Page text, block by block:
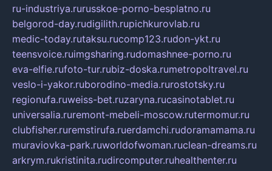
ru-industriya.rurusskoe-porno-besplatno.ru
belgorod-day.rudigilith.rupichkurovlab.ru
medic-today.rutaksu.rucomp123.rudon-ykt.ru
teensvoice.ruimgsharing.rudomashnee-porno.ru
eva-elfie.rufoto-tur.rubiz-doska.rumetropoltravel.ru
veslo-i-yakor.ruborodino-media.rurostotsky.ru
regionufa.ruweiss-bet.ruzaryna.rucasinotablet.ru
universalia.ruremont-mebeli-moscow.rutermomur.ru
clubfisher.ruremstirufa.ruerdamchi.rudoramamama.ru
muraviovka-park.ruworldofwoman.ruclean-dreams.ru
arkrym.rukristinita.rudircomputer.ruhealthenter.ru